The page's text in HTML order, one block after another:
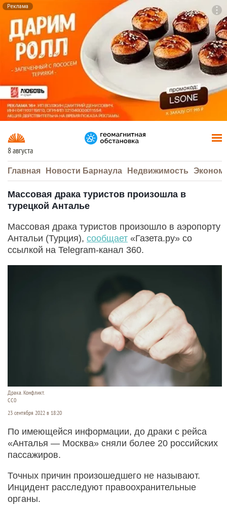
Реклама
8 августа
Главная Новости Барнаула Недвижимость
Массовая драка туристов произошла в
турецкой Анталье
Массовая драка туристов произошло в аэропорту
Антальи (Турция), сообщает «Газета.ру» со
ссылкой на Telegram-канал 360.
Драка. Конфликт.
CC0
23 сентября 2022 в 18:20
По имеющейся информации, до драки с рейса
«Анталья — Москва» сняли более 20 российских
пассажиров.
Точных причин произошедшего не называют.
Инцидент расследуют правоохранительные
органы.